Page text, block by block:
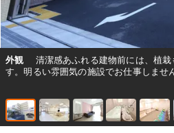
外観
清潔感あふれる建物前には、植
す。明るい雰囲気の施設でお仕事しませ